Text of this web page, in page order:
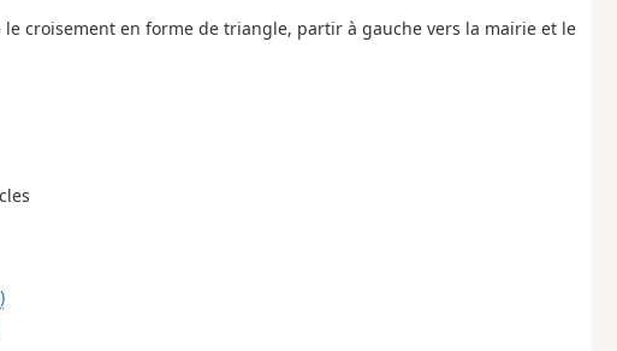
croisement en forme de triangle, partir à gauche vers la mairie et le